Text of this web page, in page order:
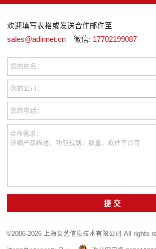
欢迎填写表格或发送合作邮件至
sales@adinnet.cn 微信: 17702199087
您的姓名：
您的公司：
您的电话：
合作需求：
详细产品描述、功能规划、数量、软件平台等
提 交
©2006-2026 上海艾艺信息技术有限公司 All rights